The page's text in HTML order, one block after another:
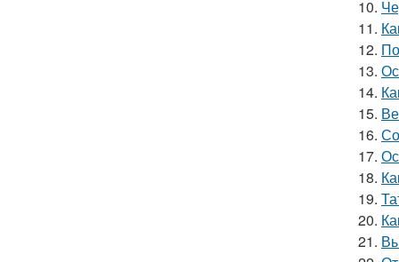
10.
11.
12.
13.
14.
15.
16.
17.
18.
19.
20.
21.